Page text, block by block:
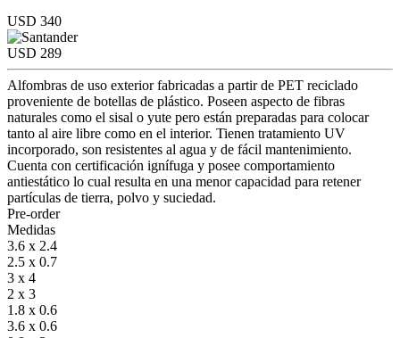
USD 340
USD 289
Alfombras de uso exterior fabricadas a partir de PET reciclado
proveniente de botellas de plástico. Poseen aspecto de fibras
naturales como el sisal o yute pero están preparadas para colocar
tanto al aire libre como en el interior. Tienen tratamiento UV
incorporado, son resistentes al agua y de fácil mantenimiento.
Cuenta con certificación ignífuga y posee comportamiento
antiestático lo cual resulta en una menor capacidad para retener
partículas de tierra, polvo y suciedad.
Pre-order
Medidas
3.6 x 2.4
2.5 x 0.7
3 x 4
2 x 3
1.8 x 0.6
3.6 x 0.6